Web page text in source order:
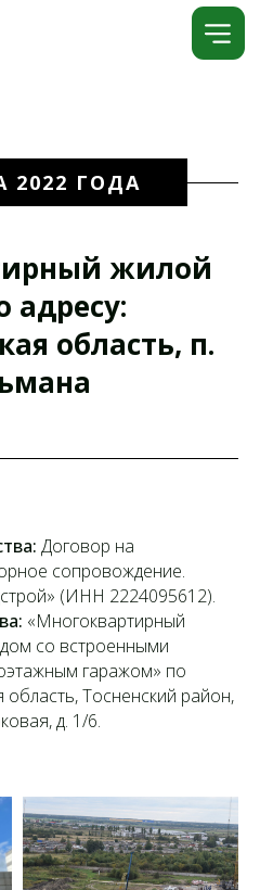
2022 ГОДА
жилой
адресу:
область, п.
Договор на
сопровождение.
(ИНН 2224095612).
«Многоквартирный
со встроенными
гаражом» по
область, Тосненский район,
д. 1/6.